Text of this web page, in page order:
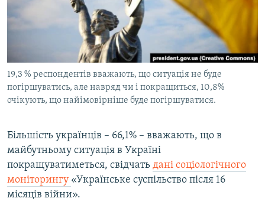
ВІДЕОУРОКИ «ELIFBE»
СВІДЧЕННЯ ОКУПАЦІЇ
УКРАЇНСЬКА ПРОБЛЕМА КРИМУ
ІНФОГРАФІКА
Русский
ДОЛУЧАЙСЯ!
Усі сайти RFE/RL
19,3 % респондентів вважають, що ситуація не буде
погіршуватись, але навряд чи і покращиться, 10,8%
очікують, що найімовірніше буде погіршуватися.
Більшість українців – 66,1% – вважають, що в
майбутньому ситуація в Україні
покращуватиметься, свідчать дані соціологічного
моніторингу «Українське суспільство після 16
місяців війни».